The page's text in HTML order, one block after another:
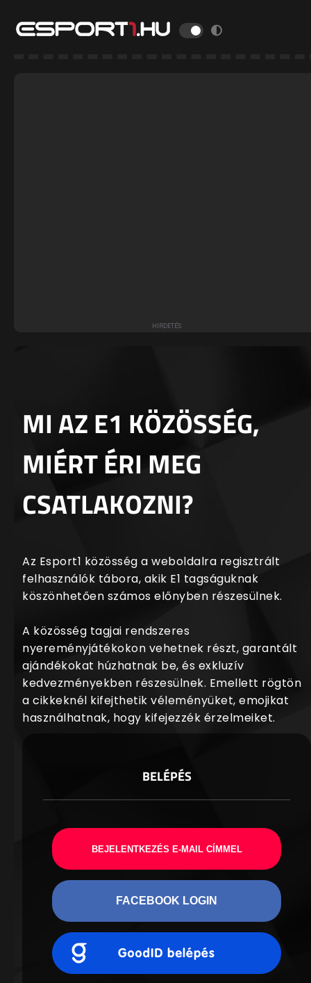
MI AZ E1 KÖZÖSSÉG,
MIÉRT ÉRI MEG
CSATLAKOZNI?
Az Esport1 közösség a weboldalra regisztrált
felhasználók tábora, akik E1 tagságuknak
köszönhetően számos előnyben részesülnek.
A közösség tagjai rendszeres
nyereményjátékokon vehetnek részt, garantált
ajándékokat húzhatnak be, és exkluzív
kedvezményekben részesülnek. Emellett rögtön
a cikkeknél kifejthetik véleményüket, emojikat
használhatnak, hogy kifejezzék érzelmeiket.
BELÉPÉS
BEJELENTKEZÉS E-MAIL CÍMMEL
FACEBOOK LOGIN